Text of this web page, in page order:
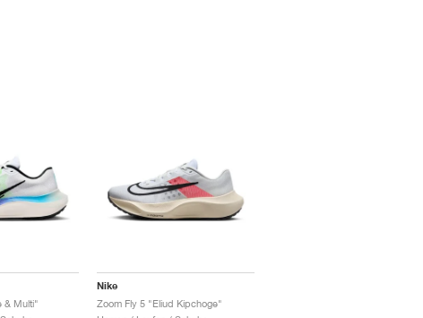
& Multi"
Nike
Zoom Fly 5 "Eliud Kipchoge"